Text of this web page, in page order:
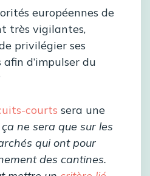
européennes de
très vigilantes,
privilégier ses
d’impulser du
courts sera une
ne sera que sur les
qui ont pour
des cantines.